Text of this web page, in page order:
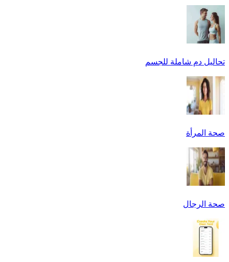
تحاليل دم شاملة للجسم
صحة المرأة
صحة الرجال